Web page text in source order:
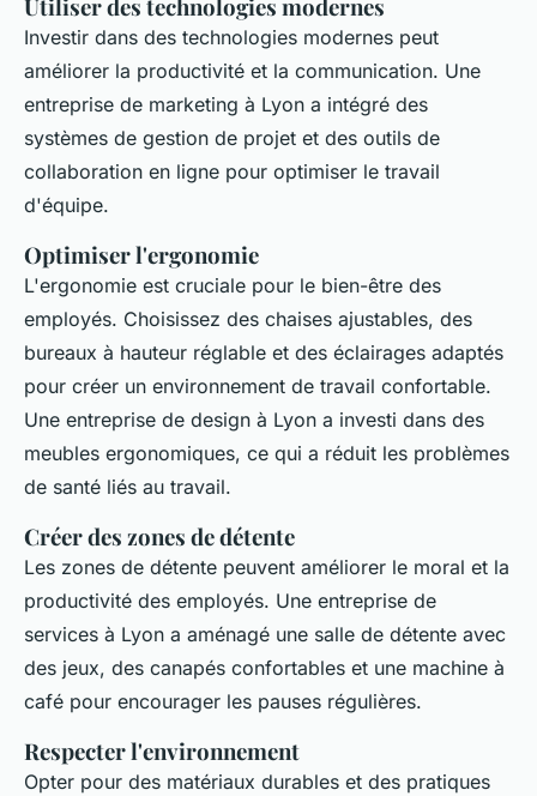
Utiliser des technologies modernes
Investir dans des technologies modernes peut
améliorer la productivité et la communication. Une
entreprise de marketing à Lyon a intégré des
systèmes de gestion de projet et des outils de
collaboration en ligne pour optimiser le travail
d'équipe.
Optimiser l'ergonomie
L'ergonomie est cruciale pour le bien-être des
employés. Choisissez des chaises ajustables, des
bureaux à hauteur réglable et des éclairages adaptés
pour créer un environnement de travail confortable.
Une entreprise de design à Lyon a investi dans des
meubles ergonomiques, ce qui a réduit les problèmes
de santé liés au travail.
Créer des zones de détente
Les zones de détente peuvent améliorer le moral et la
productivité des employés. Une entreprise de
services à Lyon a aménagé une salle de détente avec
des jeux, des canapés confortables et une machine à
café pour encourager les pauses régulières.
Respecter l'environnement
Opter pour des matériaux durables et des pratiques